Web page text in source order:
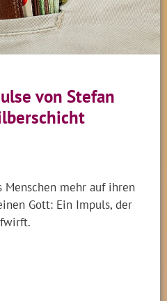
von Stefan
mehr auf ihren
Gott: Ein Impuls, der